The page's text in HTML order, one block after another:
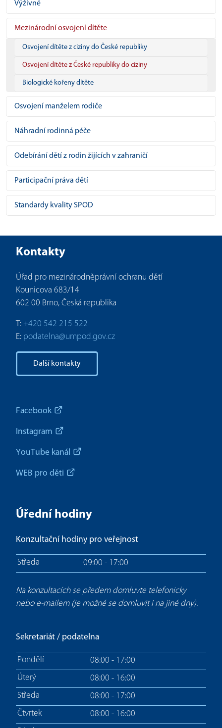
Výživné
Mezinárodní osvojení dítěte
Osvojení dítěte z ciziny do České republiky
Osvojení dítěte z České republiky do ciziny
Biologické kořeny dítěte
Osvojení manželem rodiče
Náhradní rodinná péče
Odebírání dětí z rodin žijících v zahraničí
Participační práva dětí
Standardy kvality SPOD
Kontakty
Úřad pro mezinárodněprávní ochranu dětí
Kounicova 683/14
602 00 Brno, Česká republika
T: +420 542 215 522
E: podatelna@umpod.gov.cz
Další kontakty
Facebook
Instagram
YouTube kanál
WEB pro děti
Úřední hodiny
Konzultační hodiny pro veřejnost
Středa 09:00 - 17:00
Na konzultacích se předem domluvte telefonicky
nebo e-mailem (je možné se domluvit i na jiné dny).
Sekretariát / podatelna
Pondělí 08:00 - 17:00
Úterý 08:00 - 16:00
Středa 08:00 - 17:00
Čtvrtek 08:00 - 16:00